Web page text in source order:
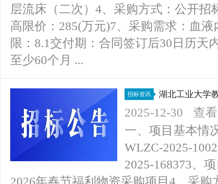
层流床（二次）4、采购方式：公开招
高限价：285(万元)7、采购需求：血
限：8.1交付期：合同签订后30日历天
至少60个月 ...
招标资讯
湖北工业大学
商公告
2025-12-30
查
一、项目基本情
WLZC-2025-
2025-168373、
2026年春节福利物资采购项目4、采